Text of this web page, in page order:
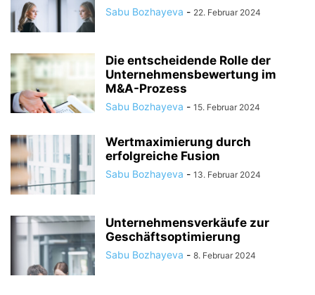
Sabu Bozhayeva - 22. Februar 2024
Die entscheidende Rolle der
Unternehmensbewertung im
M&A-Prozess
Sabu Bozhayeva - 15. Februar 2024
Wertmaximierung durch
erfolgreiche Fusion
Sabu Bozhayeva - 13. Februar 2024
Unternehmensverkäufe zur
Geschäftsoptimierung
Sabu Bozhayeva - 8. Februar 2024